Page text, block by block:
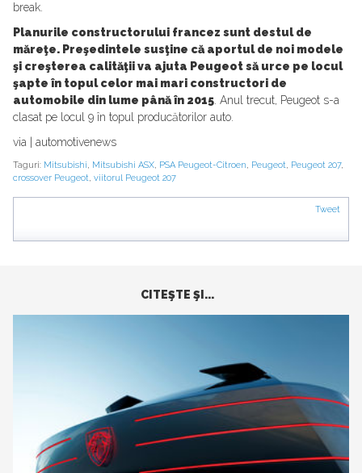
break.
Planurile constructorului francez sunt destul de
măreţe. Preşedintele susţine că aportul de noi modele
şi creşterea calităţii va ajuta Peugeot să urce pe locul
şapte în topul celor mai mari constructori de
automobile din lume până în 2015 . Anul trecut, Peugeot s-a
clasat pe locul 9 în topul producătorilor auto.
via | automotivenews
Taguri: Mitsubishi, Mitsubishi ASX, PSA Peugeot-Citroen, Peugeot, Peugeot 207,
crossover Peugeot, viitorul Peugeot 207
Tweet
CITEŞTE ŞI...